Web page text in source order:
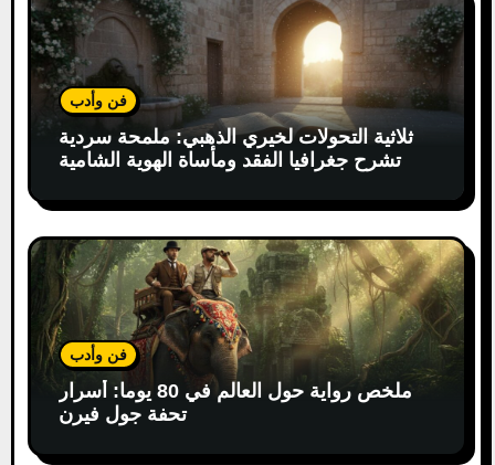
فن وأدب
ثلاثية التحولات لخيري الذهبي: ملمحة سردية
تشرح جغرافيا الفقد ومأساة الهوية الشامية
فن وأدب
ملخص رواية حول العالم في 80 يوما: أسرار
تحفة جول فيرن